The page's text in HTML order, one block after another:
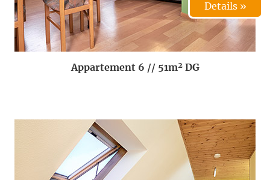
Details »
Appartement 6 // 51m² DG